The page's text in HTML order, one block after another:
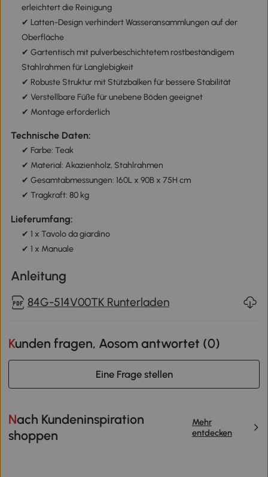
erleichtert die Reinigung
✔ Latten-Design verhindert Wasseransammlungen auf der
Oberfläche
✔ Gartentisch mit pulverbeschichtetem rostbeständigem
Stahlrahmen für Langlebigkeit
✔ Robuste Struktur mit Stützbalken für bessere Stabilität
✔ Verstellbare Füße für unebene Böden geeignet
✔ Montage erforderlich
Technische Daten:
✔ Farbe: Teak
✔ Material: Akazienholz, Stahlrahmen
✔ Gesamtabmessungen: 160L x 90B x 75H cm
✔ Tragkraft: 80 kg
Lieferumfang:
✔ 1 x Tavolo da giardino
✔ 1 x Manuale
Anleitung
84G-514V00TK Runterladen
Kunden fragen, Aosom antwortet (0)
Eine Frage stellen
Nach Kundeninspiration
shoppen
Mehr
entdecken